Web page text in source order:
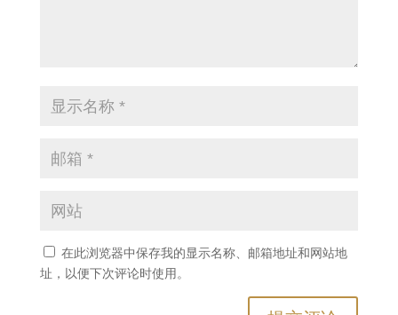
在此浏览器中保存我的显示名称、邮箱地址和网站地
址，以便下次评论时使用。